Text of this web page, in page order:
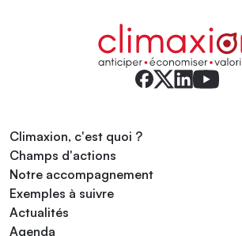
Climaxion, c'est quoi ?
Champs d'actions
Notre accompagnement
Exemples à suivre
Actualités
Agenda